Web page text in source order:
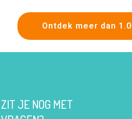
Ontdek meer dan
ZIT JE NOG MET